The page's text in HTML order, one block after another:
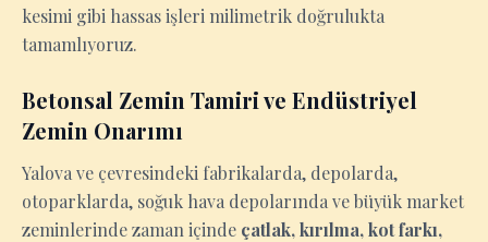
kesimi gibi hassas işleri milimetrik doğrulukta
tamamlıyoruz.
Betonsal Zemin Tamiri ve Endüstriyel
Zemin Onarımı
Yalova ve çevresindeki fabrikalarda, depolarda,
otoparklarda, soğuk hava depolarında ve büyük market
zeminlerinde zaman içinde çatlak, kırılma, kot farkı,